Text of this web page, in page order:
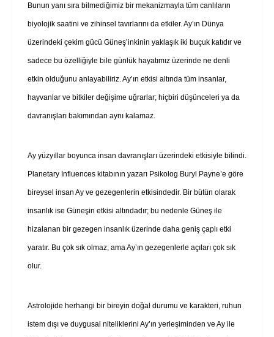
Bunun yanı sıra bilmediğimiz bir mekanizmayla tüm canlıların
biyolojik saatini ve zihinsel tavırlarını da etkiler. Ay’ın Dünya
üzerindeki çekim gücü Güneş’inkinin yaklaşık iki buçuk katıdır ve
sadece bu özelliğiyle bile günlük hayatımız üzerinde ne denli
etkin olduğunu anlayabiliriz. Ay’ın etkisi altında tüm insanlar,
hayvanlar ve bitkiler değişime uğrarlar; hiçbiri düşünceleri ya da
davranışları bakımından aynı kalamaz.
Ay yüzyıllar boyunca insan davranışları üzerindeki etkisiyle bilindi.
Planetary Influences kitabının yazarı Psikolog Buryl Payne’e göre
bireysel insan Ay ve gezegenlerin etkisindedir. Bir bütün olarak
insanlık ise Güneşin etkisi altındadır; bu nedenle Güneş ile
hizalanan bir gezegen insanlık üzerinde daha geniş çaplı etki
yaratır. Bu çok sık olmaz; ama Ay’ın gezegenlerle açıları çok sık
olur.
Astrolojide herhangi bir bireyin doğal durumu ve karakteri, ruhun
istem dışı ve duygusal niteliklerini Ay’ın yerleşiminden ve Ay ile